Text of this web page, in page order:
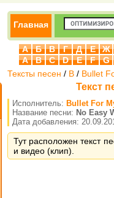
Главная
А Б В Г Д Е Ж
A
B C D E F G
Тексты песен / B / Bullet
Текст
Исполнитель: Bullet For
Название песни: No Easy
Дата добавления:
Тут расположен текст
и видео (клип).